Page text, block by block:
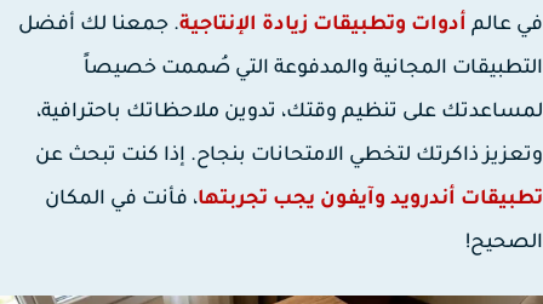
عالمأدوات وتطبيقات زيادة الإنتاجية. جمعنا لك أفضل
المجانية والمدفوعة التي صُممت خصيصاً
على تنظيم وقتك، تدوين ملاحظاتك باحترافية،
ذاكرتك لتخطي الامتحانات بنجاح. إذا كنت تبحث عن
أندرويد وآيفون يجب تجربتها، فأنت في المكان